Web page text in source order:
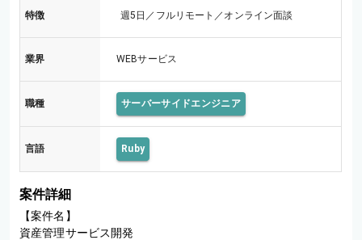
特徴 週5日／フルリモート／オンライン面談
業界 WEBサービス
職種 サーバーサイドエンジニア
言語 Ruby
案件詳細
【案件名】
資産管理サービス開発